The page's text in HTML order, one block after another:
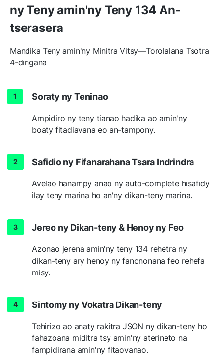
ny Teny amin'ny Teny 134 An-
tserasera
Mandika Teny amin'ny Minitra Vitsy—Torolalana Tsotra
4-dingana
Soraty ny Teninao
Ampidiro ny teny tianao hadika ao amin'ny
boaty fitadiavana eo an-tampony.
Safidio ny Fifanarahana Tsara Indrindra
Avelao hanampy anao ny auto-complete hisafidy
ilay teny marina ho an'ny dikan-teny marina.
Jereo ny Dikan-teny & Henoy ny Feo
Azonao jerena amin'ny teny 134 rehetra ny
dikan-teny ary henoy ny fanononana feo rehefa
misy.
Sintomy ny Vokatra Dikan-teny
Tehirizo ao anaty rakitra JSON ny dikan-teny ho
fahazoana miditra tsy amin'ny aterineto na
fampidirana amin'ny fitaovanao.